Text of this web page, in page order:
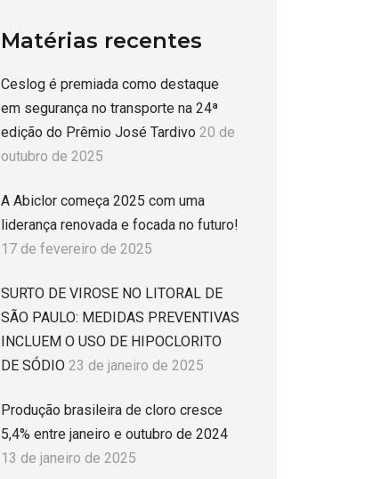
Matérias recentes
Ceslog é premiada como destaque
em segurança no transporte na 24ª
edição do Prêmio José Tardivo 20 de
outubro de 2025
A Abiclor começa 2025 com uma
liderança renovada e focada no futuro!
17 de fevereiro de 2025
SURTO DE VIROSE NO LITORAL DE
SÃO PAULO: MEDIDAS PREVENTIVAS
INCLUEM O USO DE HIPOCLORITO
DE SÓDIO 23 de janeiro de 2025
Produção brasileira de cloro cresce
5,4% entre janeiro e outubro de 2024
13 de janeiro de 2025